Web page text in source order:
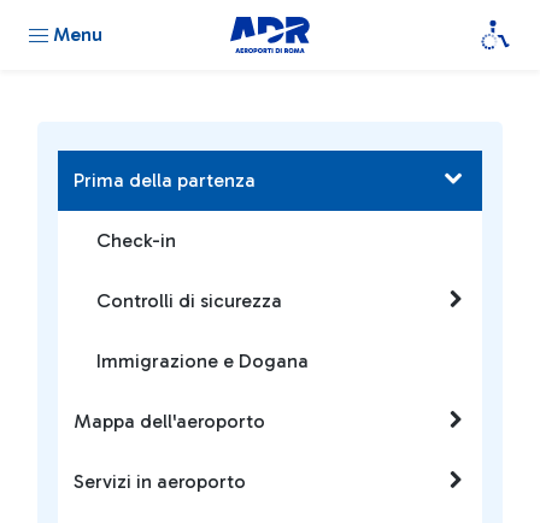
Menu
Prima della partenza
Check-in
Controlli di sicurezza
Immigrazione e Dogana
Mappa dell'aeroporto
Servizi in aeroporto